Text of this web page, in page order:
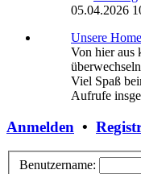
05.04.2026
Unsere
Von hier aus
Viel Spaß
Aufrufe
Anmelden •
Benutzername: